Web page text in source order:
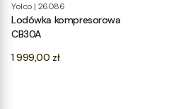
Yolco | 26086
Lodówka kompresorowa
CB30A
Cena
1 999,00 zł